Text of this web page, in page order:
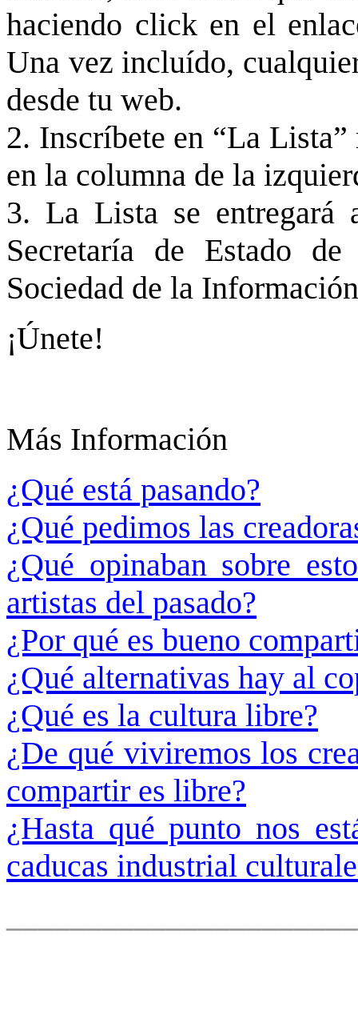
haciendo click en el
Una vez incluído,
desde tu web.
2. Inscríbete en “La
en la columna de la
3. La Lista se
Secretaría de Estado
Sociedad de la
¡Únete!
Más Información
¿Qué está pasando?
¿Qué pedimos las
¿Qué opinaban sobre
artistas del pasado?
¿Por qué es bueno
¿Qué alternativas hay al
¿Qué es la cultura libre?
¿De qué viviremos los
compartir es libre?
¿Hasta qué punto nos
caducas industrial